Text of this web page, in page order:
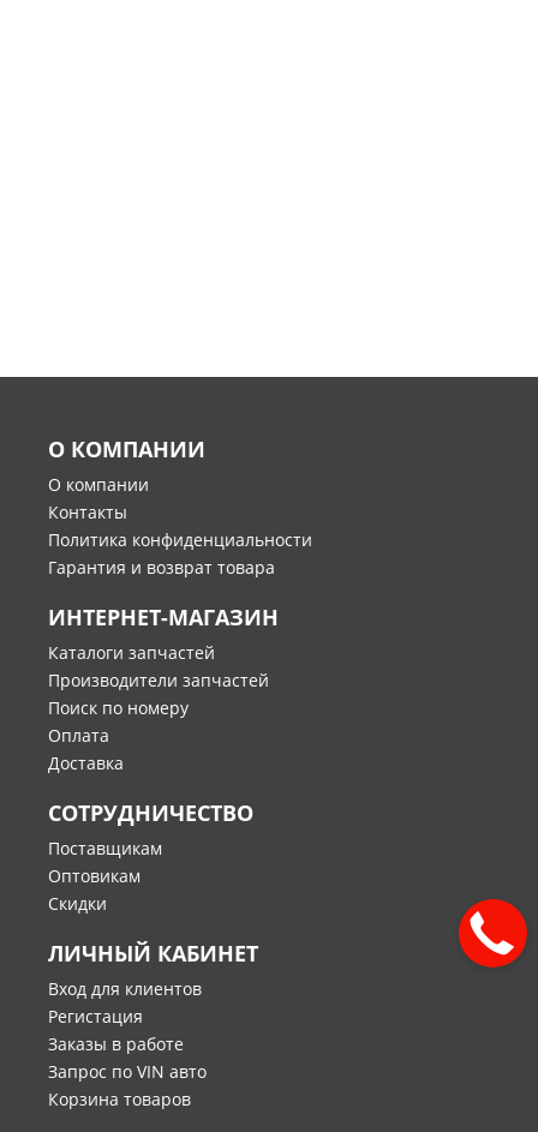
О КОМПАНИИ
О компании
Контакты
Политика конфиденциальности
Гарантия и возврат товара
ИНТЕРНЕТ-МАГАЗИН
Каталоги запчастей
Производители запчастей
Поиск по номеру
Оплата
Доставка
СОТРУДНИЧЕСТВО
Поставщикам
Оптовикам
Скидки
ЛИЧНЫЙ КАБИНЕТ
Вход для клиентов
Регистация
Заказы в работе
Запрос по VIN авто
Корзина товаров